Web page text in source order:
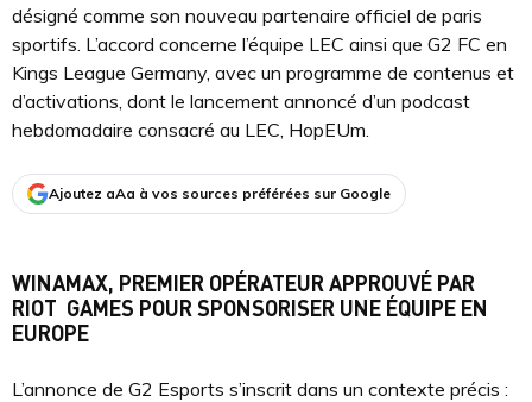
désigné comme son nouveau partenaire officiel de paris
sportifs. L’accord concerne l’équipe LEC ainsi que G2 FC en
Kings League Germany, avec un programme de contenus et
d’activations, dont le lancement annoncé d’un podcast
hebdomadaire consacré au LEC, HopEUm.
Ajoutez aAa à vos sources préférées sur Google
WINAMAX, PREMIER OPÉRATEUR APPROUVÉ PAR
RIOT GAMES POUR SPONSORISER UNE ÉQUIPE EN
EUROPE
L’annonce de G2 Esports s’inscrit dans un contexte précis :